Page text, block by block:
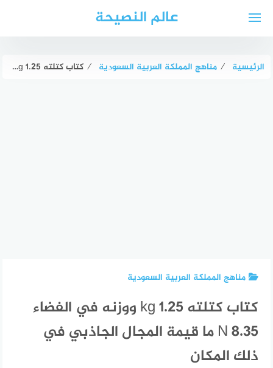
عالم النصيحة
الرئيسية ⁄ مناهج المملكة العربية السعودية ⁄ كتاب كتلته 1.25 kg ووزنه في الفضاء 8.35 N ما قيمة المجال الجاذبي في ذلك المكان
مناهج المملكة العربية السعودية
كتاب كتلته 1.25 kg ووزنه في الفضاء
8.35 N ما قيمة المجال الجاذبي في
ذلك المكان